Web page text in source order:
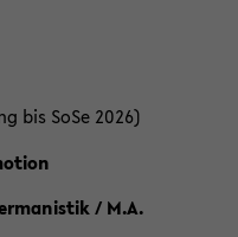
bis SoSe 2026)
/ M.A.